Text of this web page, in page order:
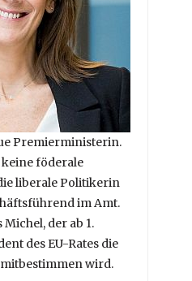
Premierministerin.
föderale
liberale Politikerin
im Amt.
der ab 1.
des EU-Rates die
wird.